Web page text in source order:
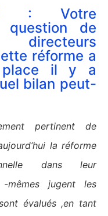
: Votre
question de
directeurs
réforme a
place il y a
bilan peut-
pertinent de
la réforme
dans leur
mêmes jugent les
évalués ,en tant